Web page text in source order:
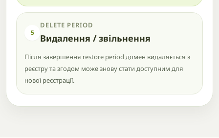
5
DELETE PERIOD
Видалення / звільнення
Після завершення restore period домен видаляється з
реєстру та згодом може знову стати доступним для
нової реєстрації.